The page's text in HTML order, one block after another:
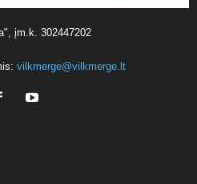
įm.k. 302447202
vilkmerge@vilkmerge.lt